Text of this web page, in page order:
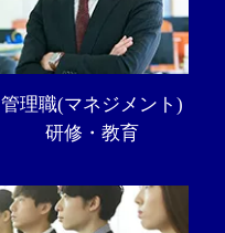
管理職(マネジメント)
研修・教育